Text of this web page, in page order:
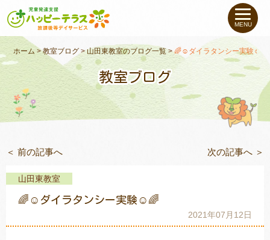
私たちについて
未就学のお子さま（０〜６才）
小学生〜高校生のお子さま
支援事例
教室一覧
MENU
ホーム >教室ブログ>山田東教室のブログ一覧>🌈☺ダイラタンシー実験☺🌈
教室ブログ
＜ 前の記事へ 次の記事へ ＞
山田東教室
🌈☺ダイラタンシー実験☺🌈
2021年07月12日